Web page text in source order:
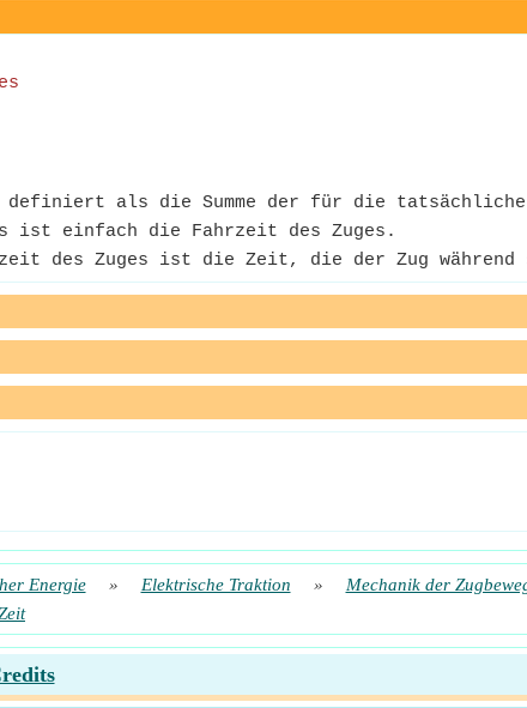
als die Summe der für die
ist einfach die Fahrzeit des Zuges.
des Zuges ist die Zeit, die der Zug
Energie » Elektrische Traktion » Mechanik der